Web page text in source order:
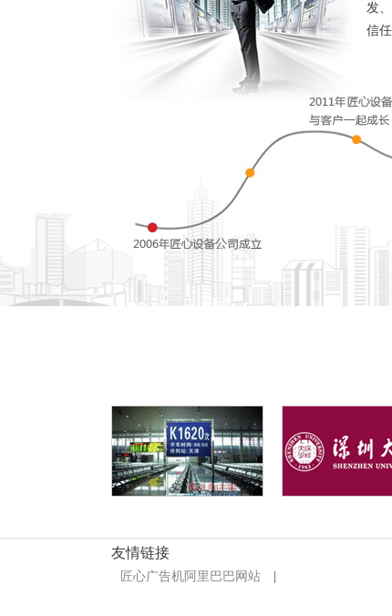
角 商品型号：LZX-55LHW001 商品颜色：银
色，白色，黑色（可选配...
MORE+
色
立式/落地式 有多种应用场景：客厅、卧室、
浴室、厨房、酒店、宾馆...
MORE+
发
信
友情链接
匠心广告机阿里巴巴网站